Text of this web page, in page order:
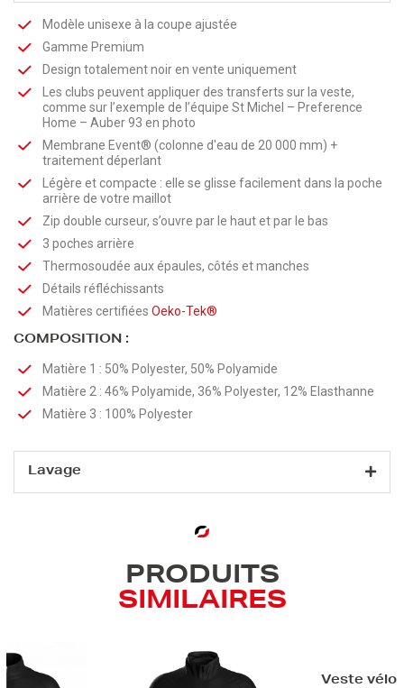
Modèle unisexe à la coupe ajustée
Gamme Premium
Design totalement noir en vente uniquement
Les clubs peuvent appliquer des transferts sur la veste,
comme sur l’exemple de l’équipe St Michel – Preference
Home – Auber 93 en photo
Membrane Event® (colonne d'eau de 20 000 mm) +
traitement déperlant
Légère et compacte : elle se glisse facilement dans la poche
arrière de votre maillot
Zip double curseur, s’ouvre par le haut et par le bas
3 poches arrière
Thermosoudée aux épaules, côtés et manches
Détails réfléchissants
Matières certifiées Oeko-Tek®
COMPOSITION :
Matière 1 : 50% Polyester, 50% Polyamide
Matière 2 : 46% Polyamide, 36% Polyester, 12% Elasthanne
Matière 3 : 100% Polyester
Lavage
PRODUITS
SIMILAIRES
Veste vélo